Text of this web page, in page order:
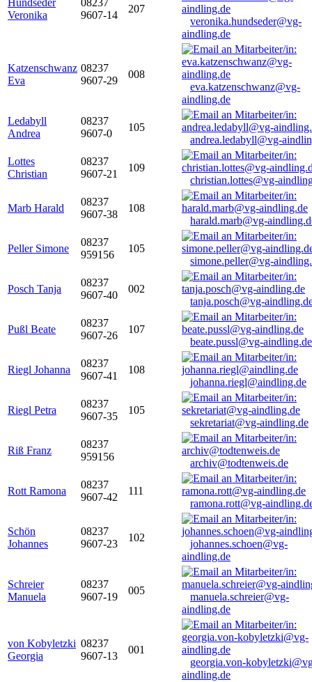
Hundseder
Veronika
08237
9607-14
207
veronika.hundseder@vg-
aindling.de
Katzenschwanz
Eva
08237
9607-29
008
eva.katzenschwanz@vg-
aindling.de
Ledabyll
Andrea
08237
9607-0
105
andrea.ledabyll@vg-
Lottes
Christian
08237
9607-21
109
christian.lottes@vg-
Marb Harald
08237
9607-38
108
harald.marb@vg-
Peller Simone
08237
959156
105
simone.peller@vg-
Posch Tanja
08237
9607-40
002
tanja.posch@vg-
Pußl Beate
08237
9607-26
107
beate.pussl@vg-aindling.de
Riegl Johanna
08237
9607-41
108
johanna.riegl@aindling.de
Riegl Petra
08237
9607-35
105
sekretariat@vg-aindling.de
Riß Franz
08237
959156
archiv@todtenweis.de
Rott Ramona
08237
9607-42
111
ramona.rott@vg-
Schön
Johannes
08237
9607-23
102
johannes.schoen@vg-
aindling.de
Schreier
Manuela
08237
9607-19
005
manuela.schreier@vg-
aindling.de
von Kobyletzki
Georgia
08237
9607-13
001
georgia.von-
aindling.de